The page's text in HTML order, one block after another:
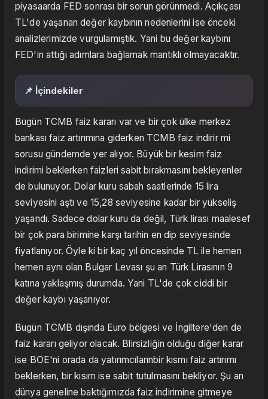
piyasaarda FED sonrası bir sorun görünmedi. Açıkçası
TL'de yaşanan değer kaybının nedenlerini ise önceki
analizlerimizde vurgulamıştık. Yani bu değer kaybını
FED'in attığı adımlara bağlamak mantıklı olmayacaktır.
📌 İçindekiler
Bugün TCMB faiz kararı var ve bir çok ülke merkez
bankası faiz artırımına giderken TCMB faiz indirir mi
sorusu gündemde yer alıyor. Büyük bir kesim faiz
indirimi beklerken faizleri sabit bırakmasını bekleyenler
de bulunuyor. Dolar kuru sabah saatlerinde 15 lira
seviyesini aştı ve 15,28 seviyesine kadar bir yükseliş
yaşandı. Sadece dolar kuru da değil, Türk lirası maalesef
bir çok para birimine karşı tarihin en dip seviyesinde
fiyatlanıyor. Öyle ki bir kaç yıl öncesinde TL ile hemen
hemen aynı olan Bulgar Levası şu an Türk Lirasının 9
katına yaklaşmış durumda. Yani TL'de çok ciddi bir
değer kaybı yaşanıyor.
Bugün TCMB dışında Euro bölgesi ve İngiltere'den de
faiz kararı geliyor olacak. Blirsizliğin olduğu diğer karar
ise BOE'ni orada da yatırımcılarınbir kısmı faiz artırımı
beklerken, bir kısım ise sabit tutulmasını bekliyor. Şu an
dünya geneline baktığımızda faiz indirimine gitmeye